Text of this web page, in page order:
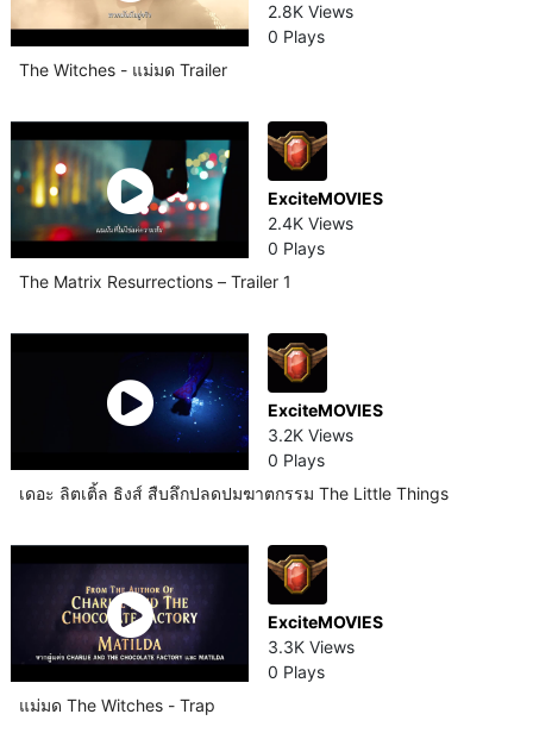
2.8K Views
0 Plays
The Witches - แม่มด Trailer
ExciteMOVIES
2.4K Views
0 Plays
The Matrix Resurrections – Trailer 1
ExciteMOVIES
3.2K Views
0 Plays
เดอะ ลิตเติ้ล ธิงส์ สืบลึกปลดปมฆาตกรรม The Little Things
ExciteMOVIES
3.3K Views
0 Plays
แม่มด The Witches - Trap